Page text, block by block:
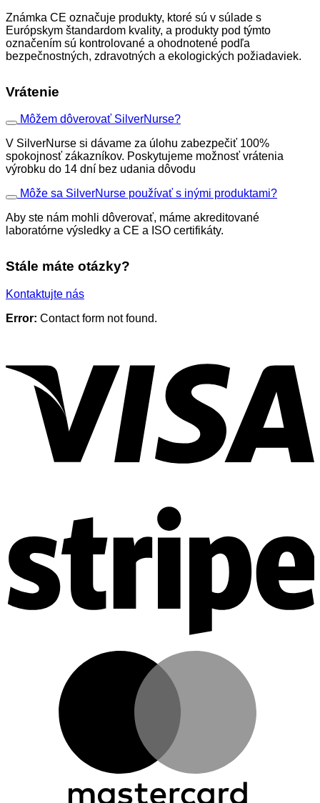
Známka CE označuje produkty, ktoré sú v súlade s
Európskym štandardom kvality, a produkty pod týmto
označením sú kontrolované a ohodnotené podľa
bezpečnostných, zdravotných a ekologických požiadaviek.
Vrátenie
Môžem dôverovať SilverNurse?
V SilverNurse si dávame za úlohu zabezpečiť 100%
spokojnosť zákazníkov. Poskytujeme možnosť vrátenia
výrobku do 14 dní bez udania dôvodu
Môže sa SilverNurse používať s inými produktami?
Aby ste nám mohli dôverovať, máme akreditované
laboratórne výsledky a CE a ISO certifikáty.
Stále máte otázky?
Kontaktujte nás
Error: Contact form not found.